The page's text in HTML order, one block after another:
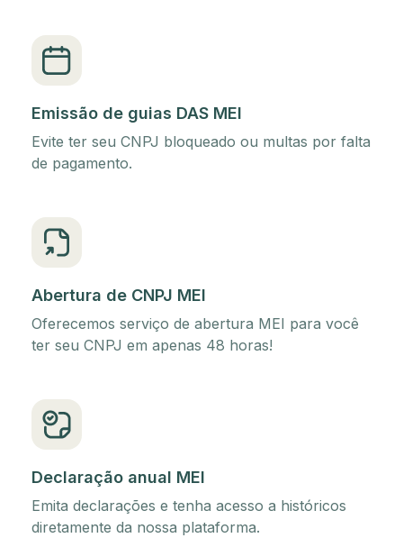
Emissão de guias DAS MEI
Evite ter seu CNPJ bloqueado ou multas por falta
de pagamento.
Abertura de CNPJ MEI
Oferecemos serviço de abertura MEI para você
ter seu CNPJ em apenas 48 horas!
Declaração anual MEI
Emita declarações e tenha acesso a históricos
diretamente da nossa plataforma.